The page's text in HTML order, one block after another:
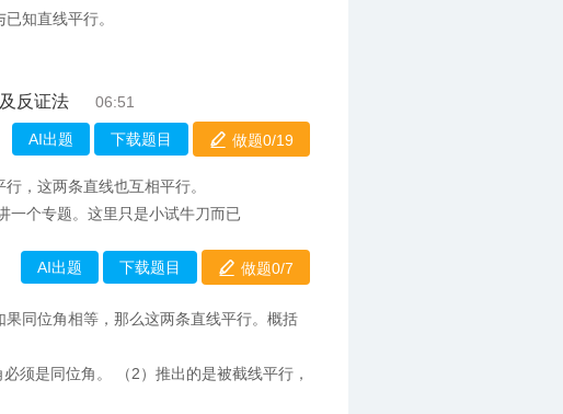
知直线平行。
反证法 06:51
AI出题 下载题目 做题0/19
，这两条直线也互相平行。
一个专题。这里只是小试牛刀而已
AI出题 下载题目 做题0/7
同位角相等，那么这两条直线平行。概括
须是同位角。 （2）推出的是被截线平行，